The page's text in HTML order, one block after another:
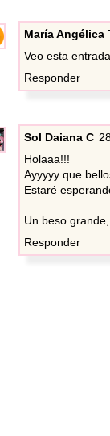
María Angélica
Veo esta
Responder
Sol Daiana C
Holaaa!!!
Ayyyyy que
Estaré
Un beso
Responder